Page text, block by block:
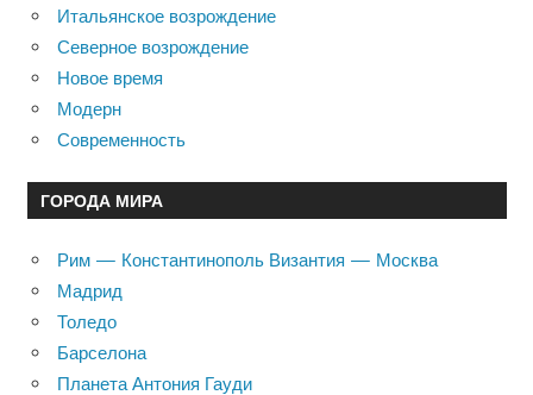
Итальянское возрождение
Северное возрождение
Новое время
Модерн
Современность
ГОРОДА МИРА
Рим — Константинополь Византия — Москва
Мадрид
Толедо
Барселона
Планета Антония Гауди